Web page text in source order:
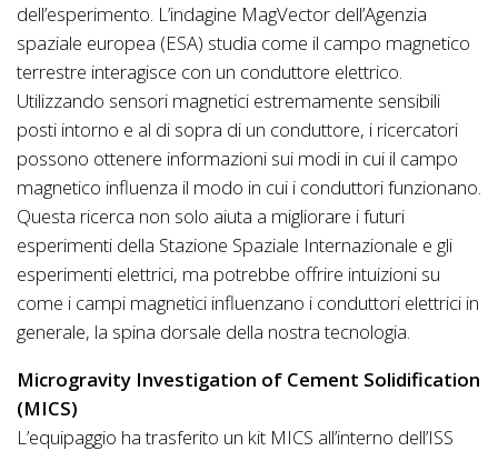
dell’esperimento. L’indagine MagVector dell’Agenzia
spaziale europea (ESA) studia come il campo magnetico
terrestre interagisce con un conduttore elettrico.
Utilizzando sensori magnetici estremamente sensibili
posti intorno e al di sopra di un conduttore, i ricercatori
possono ottenere informazioni sui modi in cui il campo
magnetico influenza il modo in cui i conduttori funzionano.
Questa ricerca non solo aiuta a migliorare i futuri
esperimenti della Stazione Spaziale Internazionale e gli
esperimenti elettrici, ma potrebbe offrire intuizioni su
come i campi magnetici influenzano i conduttori elettrici in
generale, la spina dorsale della nostra tecnologia.
Microgravity Investigation of Cement Solidification
(MICS)
L’equipaggio ha trasferito un kit MICS all’interno dell’ISS